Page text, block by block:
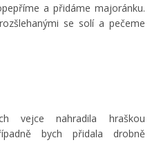
a přidáme majoránku.
se solí a pečeme
vejce nahradila hraškou
bych přidala drobně